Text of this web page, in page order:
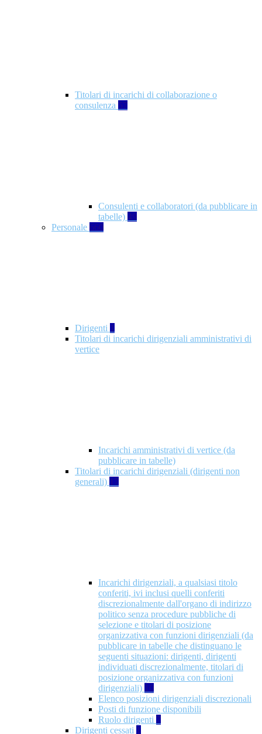
Titolari di incarichi di collaborazione o
consulenza 57
Consulenti e collaboratori (da pubblicare in
tabelle) 49
Personale 660
Dirigenti 1
Titolari di incarichi dirigenziali amministrativi di
vertice
Incarichi amministrativi di vertice (da
pubblicare in tabelle)
Titolari di incarichi dirigenziali (dirigenti non
generali) 17
Incarichi dirigenziali, a qualsiasi titolo
conferiti, ivi inclusi quelli conferiti
discrezionalmente dall'organo di indirizzo
politico senza procedure pubbliche di
selezione e titolari di posizione
organizzativa con funzioni dirigenziali (da
pubblicare in tabelle che distinguano le
seguenti situazioni: dirigenti, dirigenti
individuati discrezionalmente, titolari di
posizione organizzativa con funzioni
dirigenziali) 10
Elenco posizioni dirigenziali discrezionali
Posti di funzione disponibili
Ruolo dirigenti 7
Dirigenti cessati 1